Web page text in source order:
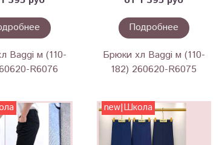
Baggi м (110-
R6076
Подробнее
Брюки хл Baggi м (110-
182) 260620-R6075
new|Школа